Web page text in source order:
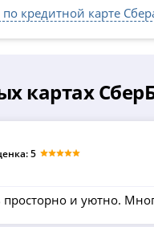
кредитной карте
картах
5
и уютно.